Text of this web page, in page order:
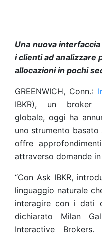
Una nuova
i clienti ad analizzare
allocazioni in pochi
GREENWICH, Conn.:
IBKR), un broker
globale, oggi ha
uno strumento
offre
attraverso domande
“Con Ask IBKR,
linguaggio naturale
interagire con i dati
dichiarato Milan
Interactive